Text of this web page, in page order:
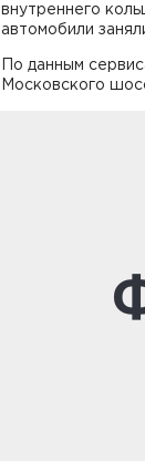
внутреннего
автомобили
По данным
Московского